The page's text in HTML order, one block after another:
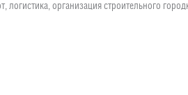
организация строительного